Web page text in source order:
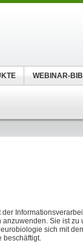
Sie ist zu
sich mit
beschäftigt.
WEBINAR-